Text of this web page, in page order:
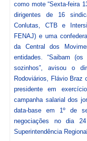
como mote “Sexta-feira
dirigentes de 16
Conlutas, CTB e
FENAJ) e uma
da Central dos
entidades. “Saibam
sozinhos”, avisou o
Rodoviários, Flávio Braz
presidente em
campanha salarial dos
data-base em 1º de
negociações no dia
Superintendência